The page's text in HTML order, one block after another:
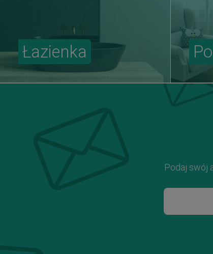
Łazienka
Podaj swój